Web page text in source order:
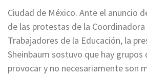
Ciudad de México. Ante el anuncio
de las protestas de la
Trabajadores de la Educación, la
Sheinbaum sostuvo que hay grupos
provocar y no necesariamente son